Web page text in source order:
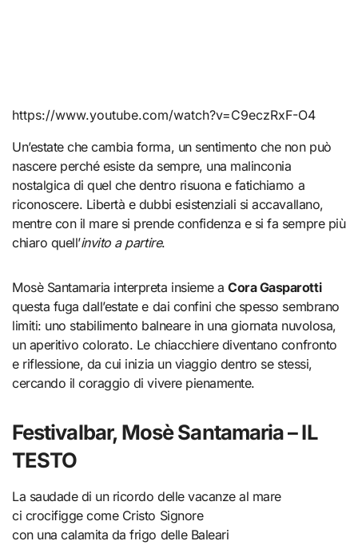
https://www.youtube.com/watch?v=C9eczRxF-O4
Un’estate che cambia forma, un sentimento che non può
nascere perché esiste da sempre, una malinconia
nostalgica di quel che dentro risuona e fatichiamo a
riconoscere. Libertà e dubbi esistenziali si accavallano,
mentre con il mare si prende confidenza e si fa sempre più
chiaro quell’invito a partire.
Mosè Santamaria interpreta insieme aCora Gasparotti
questa fuga dall’estate e dai confini che spesso sembrano
limiti: uno stabilimento balneare in una giornata nuvolosa,
un aperitivo colorato. Le chiacchiere diventano confronto
e riflessione, da cui inizia un viaggio dentro se stessi,
cercando il coraggio di vivere pienamente.
Festivalbar, Mosè Santamaria – IL
TESTO
La saudade di un ricordo delle vacanze al mare
ci crocifigge come Cristo Signore
con una calamita da frigo delle Baleari